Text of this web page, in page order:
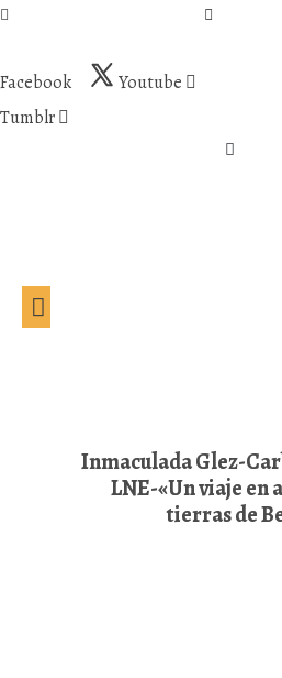
Facebook
Youtube
Tumblr
Inmaculada Glez-
LNE-«Un viaje en
tierras de